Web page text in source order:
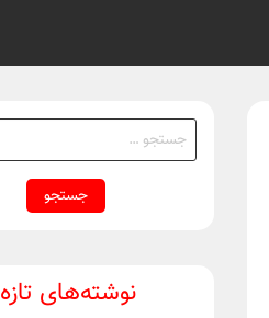
جستجو
برای:
نوشته‌های تازه